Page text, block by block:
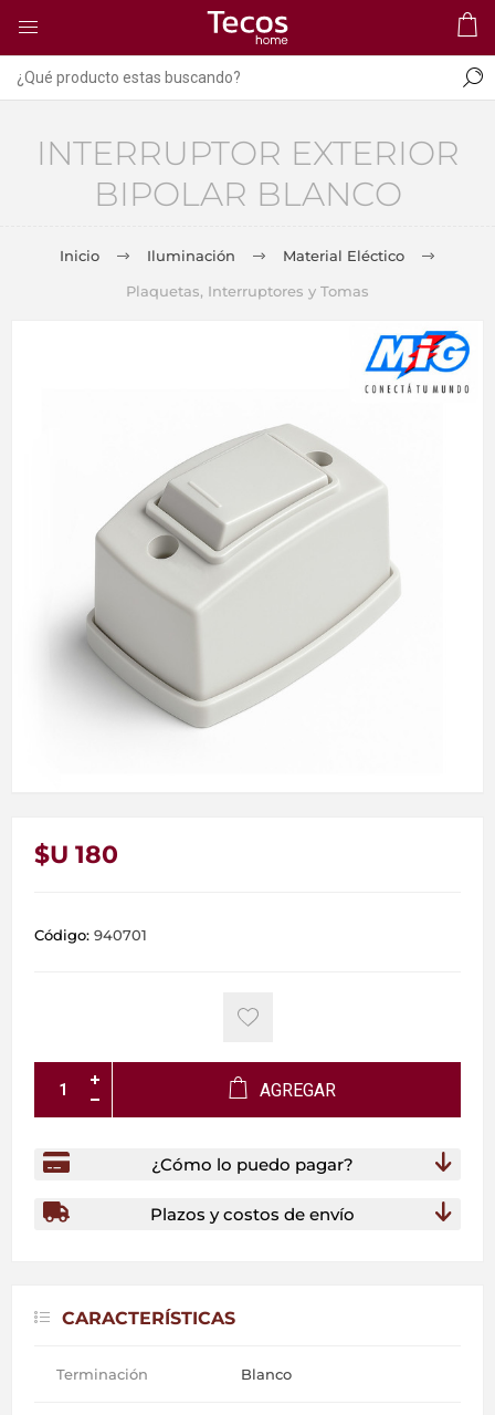
INTERRUPTOR EXTERIOR
BIPOLAR BLANCO
Inicio Iluminación
Material Eléctico
Plaquetas, Interruptores y Tomas
$U 180
Código: 940701
AGREGAR
¿Cómo lo puedo pagar?
Plazos y costos de envío
CARACTERÍSTICAS
Terminación Blanco